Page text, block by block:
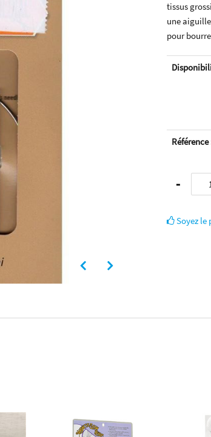
tissus
une
pour
Référence
-
Soyez le